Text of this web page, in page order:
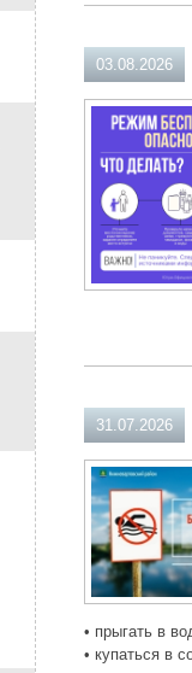
03.08.2026
31.07.2026
• прыгать в
• купаться в